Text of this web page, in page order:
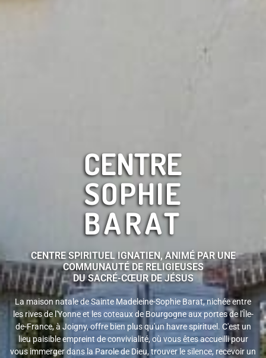
CENTRE
SOPHIE
BARAT
CENTRE SPIRITUEL IGNATIEN, ANIMÉ PAR UNE
COMMUNAUTÉ DE RELIGIEUSES
DU SACRÉ-CŒUR DE JÉSUS
La maison natale de Sainte Madeleine-Sophie Barat, nichée entre
les rives de l'Yonne et les coteaux de Bourgogne aux portes de l'Île-
de-France, à Joigny, offre bien plus qu'un havre spirituel. C'est un
lieu paisible empreint de convivialité, où vous êtes accueilli pour
vous immerger dans la Parole de Dieu, trouver le silence, recevoir un